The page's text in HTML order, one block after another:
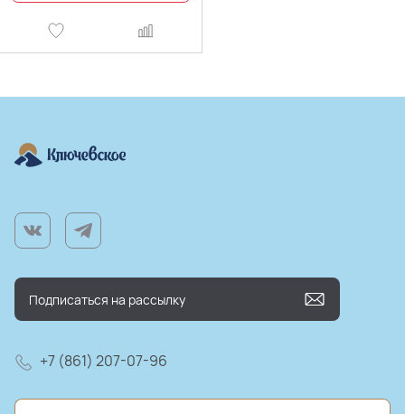
+7 (861) 207-07-96
farm@kluchmilk.ru